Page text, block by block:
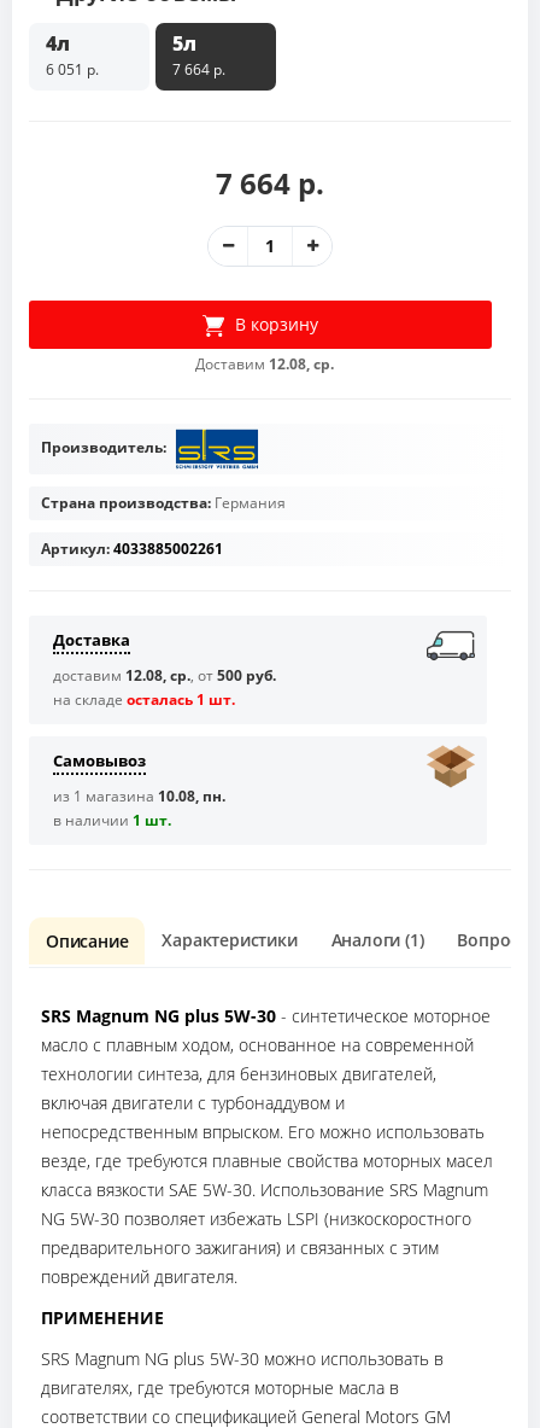
4л
6 051 р.
5л
7 664 р.
7 664 р.
В корзину
Доставим 12.08, ср.
Производитель:
Страна производства: Германия
Артикул:4033885002261
Доставка
доставим 12.08, ср., от500 руб.
на складе осталась 1 шт.
Самовывоз
из 1 магазина 10.08, пн.
в наличии 1 шт.
Описание Характеристики Аналоги (1) Вопрос о
SRS Magnum NG plus 5W-30 - синтетическое моторное
масло с плавным ходом, основанное на современной
технологии синтеза, для бензиновых двигателей,
включая двигатели с турбонаддувом и
непосредственным впрыском. Его можно использовать
везде, где требуются плавные свойства моторных масел
класса вязкости SAE 5W-30. Использование SRS Magnum
NG 5W-30 позволяет избежать LSPI (низкоскоростного
предварительного зажигания) и связанных с этим
повреждений двигателя.
ПРИМЕНЕНИЕ
SRS Magnum NG plus 5W-30 можно использовать в
двигателях, где требуются моторные масла в
соответствии со спецификацией General Motors GM